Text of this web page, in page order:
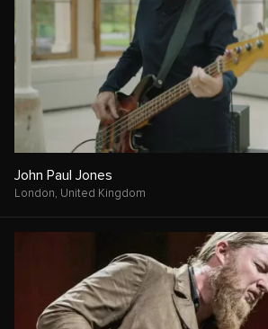
John Paul Jones
London, United Kingdom